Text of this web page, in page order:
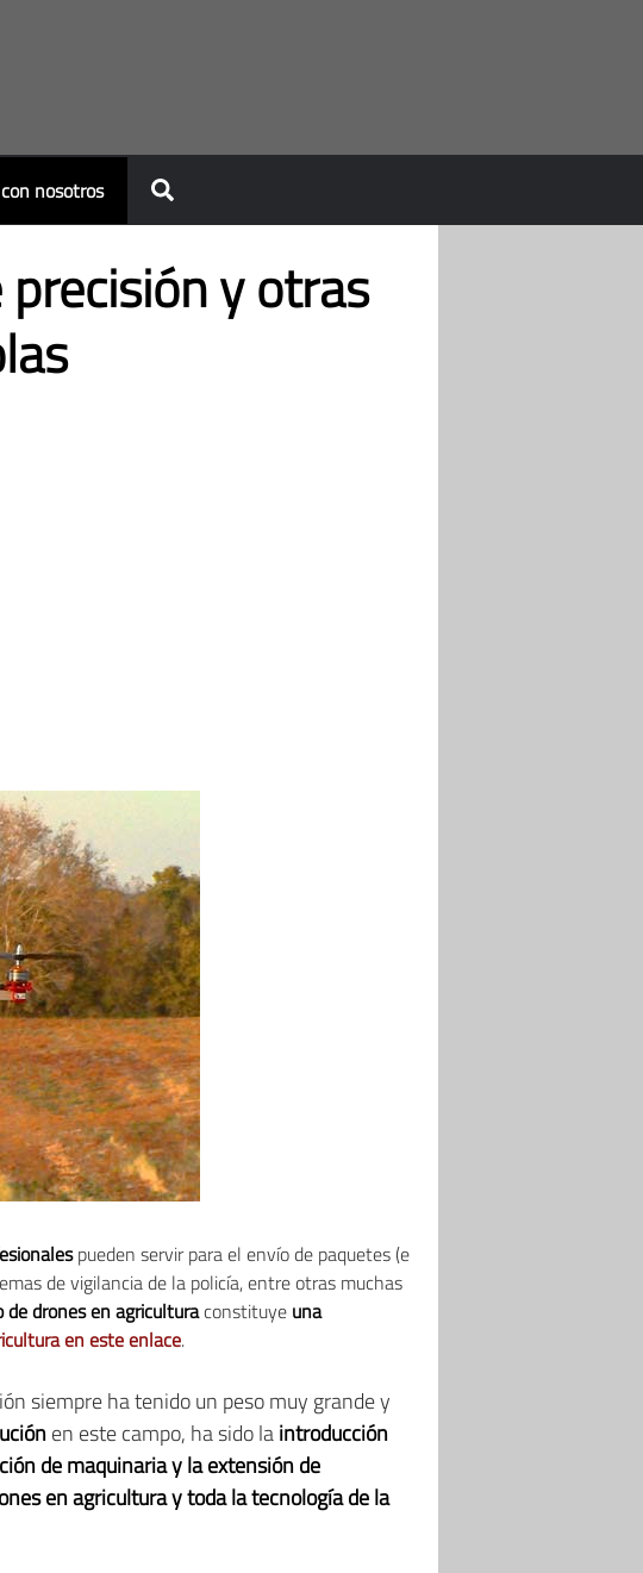
nosotros
y otras
pueden servir para el envío de paquetes (e
de vigilancia de la policía, entre otras muchas
de drones en agriculturaconstituye una
en este enlace.
siempre ha tenido un peso muy grande y
en este campo, ha sido laintroducción
de maquinaria y la extensión de
en agricultura y toda la tecnología de la